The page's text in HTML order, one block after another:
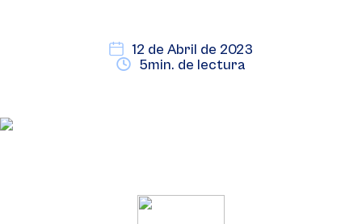
12 de Abril de 2023
5min. de lectura